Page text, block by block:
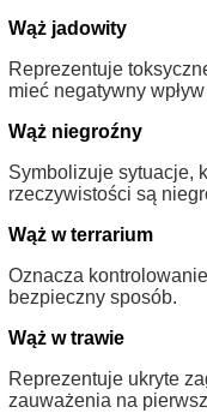
Wąż jadowity
Reprezentuje
mieć negatywny
Wąż niegroźny
Symbolizuje sytuacje,
rzeczywistości są
Wąż w terrarium
Oznacza
bezpieczny sposób.
Wąż w trawie
Reprezentuje ukryte
zauważenia na